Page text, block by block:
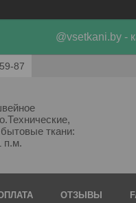
@vsetkani.by -
87
ткани:
п.м.
ОТЗЫВЫ